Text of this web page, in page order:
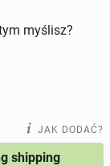
myślisz?
JAK DODAĆ?
shipping